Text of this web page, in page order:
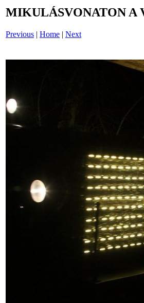
MIKULÁSVONATON A
Previous | Home | Next